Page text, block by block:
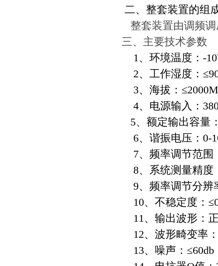
二、 整套装置的组
整套装置由调频
三、主要技术参数
1、环境温度：-
2、工作湿度：
3、海拔：≤2000M
4、电源输入：
5、额定输出容量
6、谐振电压：0-
7、频率调节范围
8、系统测量精度
9、频率调节分辨
10、不稳定度：
11、输出波形：
12、波形畸变率
13、噪声：≤60db